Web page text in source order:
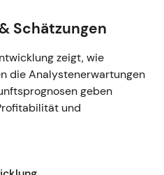
Schätzungen
zeigt, wie
die Analystenerwartungen
geben
und